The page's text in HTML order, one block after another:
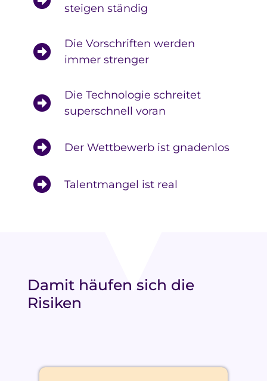
steigen ständig
Die Vorschriften werden
immer strenger
Die Technologie schreitet
superschnell voran
Der Wettbewerb ist gnadenlos
Talentmangel ist real
Damit häufen sich die
Risiken